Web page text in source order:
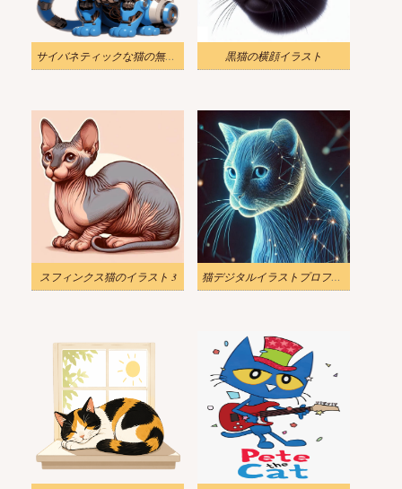
サイバネティックな猫の無料イラスト 黒猫の横顔イラスト
スフィンクス猫のイラスト 3 猫デジタルイラストプロフィール